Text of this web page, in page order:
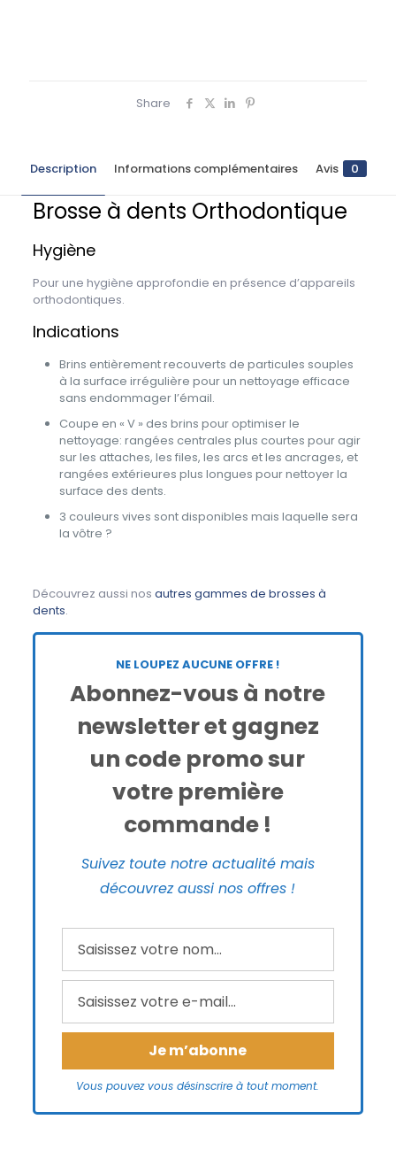
Share
Description Informations complémentaires Avis 0
Brosse à dents Orthodontique
Hygiène
Pour une hygiène approfondie en présence d’appareils
orthodontiques.
Indications
Brins entièrement recouverts de particules souples
à la surface irrégulière pour un nettoyage efficace
sans endommager l’émail.
Coupe en « V » des brins pour optimiser le
nettoyage: rangées centrales plus courtes pour agir
sur les attaches, les files, les arcs et les ancrages, et
rangées extérieures plus longues pour nettoyer la
surface des dents.
3 couleurs vives sont disponibles mais laquelle sera
la vôtre ?
Découvrez aussi nos autres gammes de brosses à
dents.
NE LOUPEZ AUCUNE OFFRE !
Abonnez-vous à notre
newsletter et gagnez
un code promo sur
votre première
commande !
Suivez toute notre actualité mais
découvrez aussi nos offres !
Vous pouvez vous désinscrire à tout moment.